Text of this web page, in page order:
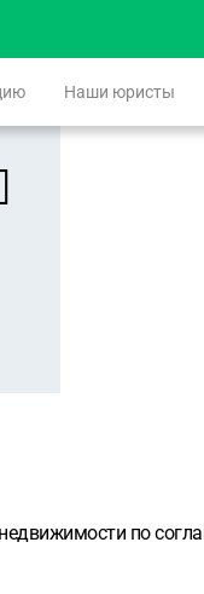
Наши юристы
по